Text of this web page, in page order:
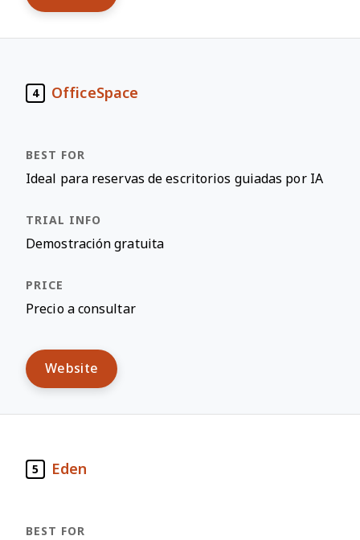
4 OfficeSpace
Ideal para reservas de escritorios guiadas por IA
Demostración gratuita
Precio a consultar
Website
5 Eden